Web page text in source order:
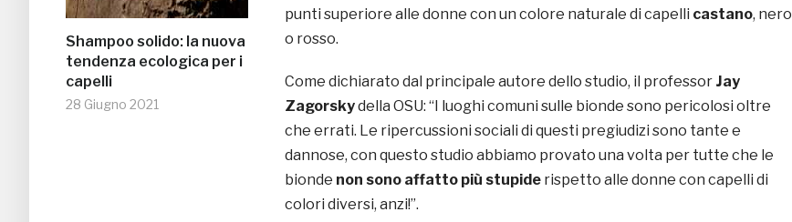
Shampoo solido: la nuova
tendenza ecologica per i
capelli
28 Giugno 2021
punti superiore alle donne con un colore naturale di capelli castano, nero
o rosso.
Come dichiarato dal principale autore dello studio, il professor Jay
Zagorskydella OSU: “I luoghi comuni sulle bionde sono pericolosi oltre
che errati. Le ripercussioni sociali di questi pregiudizi sono tante e
dannose, con questo studio abbiamo provato una volta per tutte che le
bionde non sono affatto più stupide rispetto alle donne con capelli di
colori diversi, anzi!”.